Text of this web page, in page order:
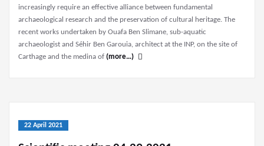
increasingly require an effective alliance between fundamental
archaeological research and the preservation of cultural heritage. The
recent works undertaken by Ouafa Ben Slimane, sub-aquatic
archaeologist and Séhir Ben Garouia, architect at the INP, on the site of
Carthage and the medina of (more…)
22 April 2021